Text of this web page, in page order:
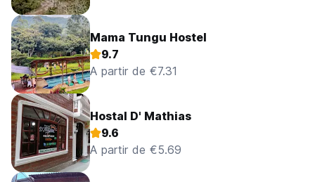
Mama Tungu Hostel
9.7
A partir de €7.31
Hostal D' Mathias
9.6
A partir de €5.69